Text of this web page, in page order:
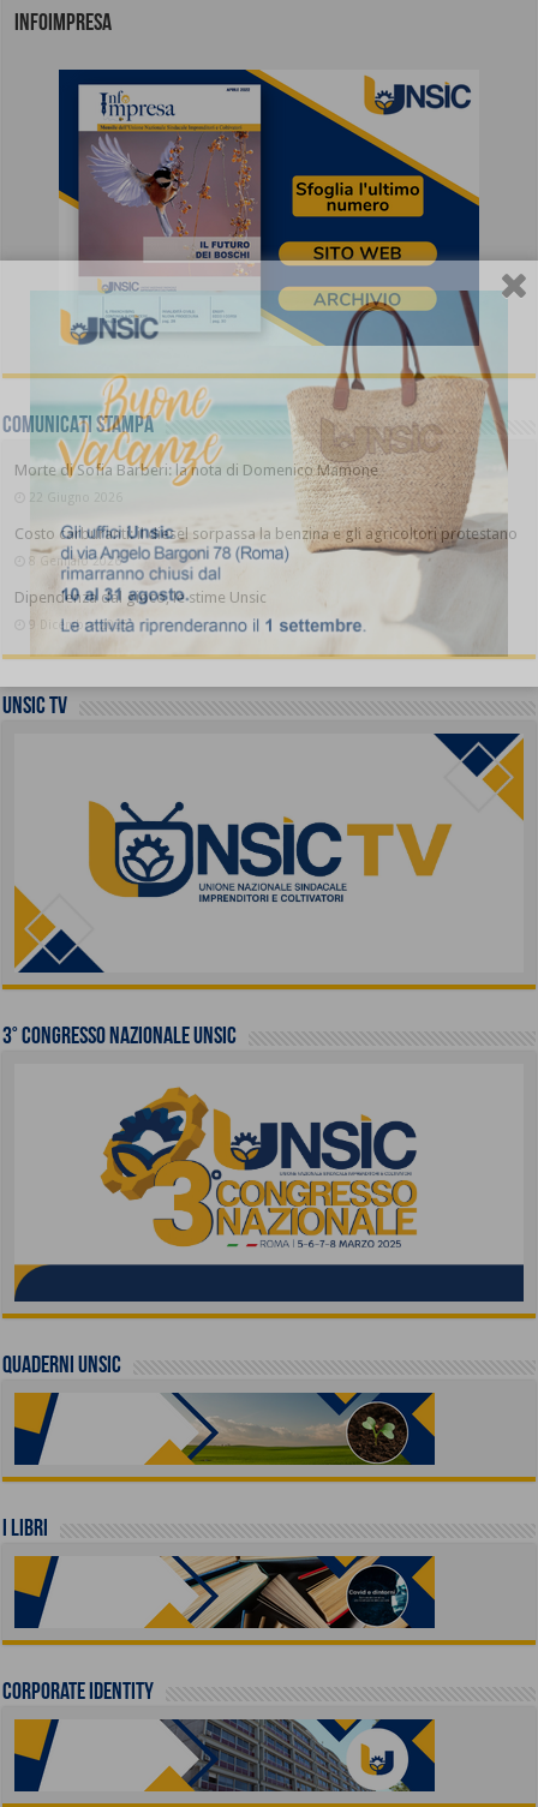
INFOIMPRESA
COMUNICATI STAMPA
Morte di Sofia Barberi: la nota di Domenico Mamone
22 Giugno 2026
Costo carburanti: il diesel sorpassa la benzina e gli agricoltori protestano
8 Gennaio 2026
Dipendenza dal gioco, le stime Unsic
9 Dicembre 2025
UNSIC TV
3° Congresso Nazionale UNSIC
QUADERNI UNSIC
I LIBRI
Corporate identity